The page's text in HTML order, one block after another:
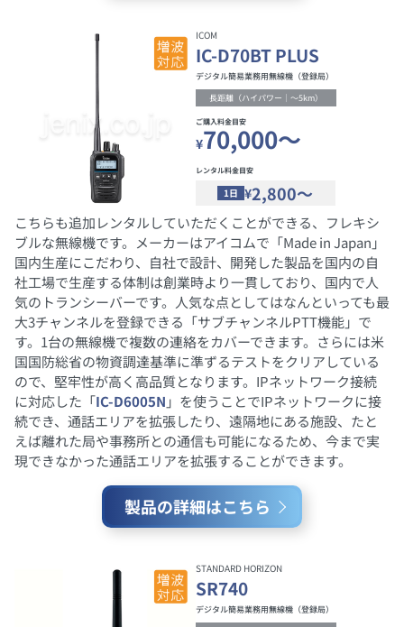
ICOM
IC-D70BT PLUS
デジタル簡易業務用無線機（登録局）
長距離（ハイパワー｜～5km）
ご購入料金目安
¥70,000～
レンタル料金目安
1日 ¥2,800～
こちらも追加レンタルしていただくことができる、フレキシ
ブルな無線機です。メーカーはアイコムで「Made in Japan」
国内生産にこだわり、自社で設計、開発した製品を国内の自
社工場で生産する体制は創業時より一貫しており、国内で人
気のトランシーバーです。人気な点としてはなんといっても最
大3チャンネルを登録できる「サブチャンネルPTT機能」で
す。1台の無線機で複数の連絡をカバーできます。さらには米
国国防総省の物資調達基準に準ずるテストをクリアしている
ので、堅牢性が高く高品質となります。IPネットワーク接続
に対応した「IC-D6005N 」を使うことでIPネットワークに接
続でき、通話エリアを拡張したり、遠隔地にある施設、たと
えば離れた局や事務所との通信も可能になるため、今まで実
現できなかった通話エリアを拡張することができます。
製品の詳細はこちら
STANDARD HORIZON
SR740
デジタル簡易業務用無線機（登録局）